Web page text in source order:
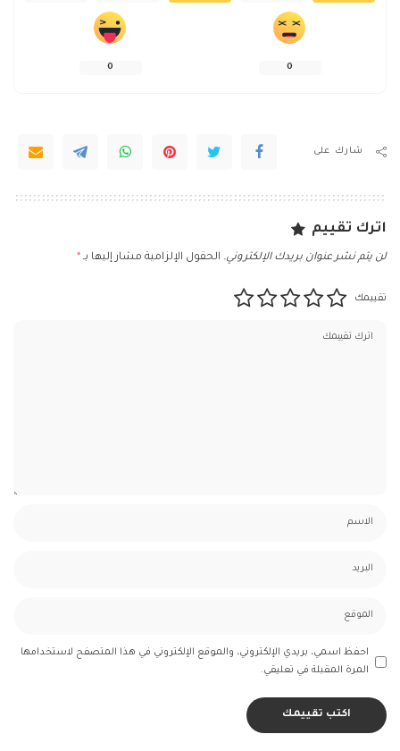
0
0
شارك على
اترك تقييم
لن يتم نشر عنوان بريدك الإلكتروني. الحقول الإلزامية مشار إليها بـ *
تقييمك
احفظ اسمي، بريدي الإلكتروني، والموقع الإلكتروني في هذا المتصفح لاستخدامها
المرة المقبلة في تعليقي.